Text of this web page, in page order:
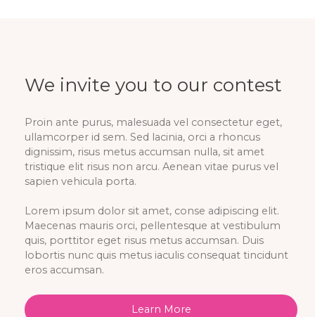
We invite you to our contest
Proin ante purus, malesuada vel consectetur eget,
ullamcorper id sem. Sed lacinia, orci a rhoncus
dignissim, risus metus accumsan nulla, sit amet
tristique elit risus non arcu. Aenean vitae purus vel
sapien vehicula porta.
Lorem ipsum dolor sit amet, conse adipiscing elit.
Maecenas mauris orci, pellentesque at vestibulum
quis, porttitor eget risus metus accumsan. Duis
lobortis nunc quis metus iaculis consequat tincidunt
eros accumsan.
Learn More